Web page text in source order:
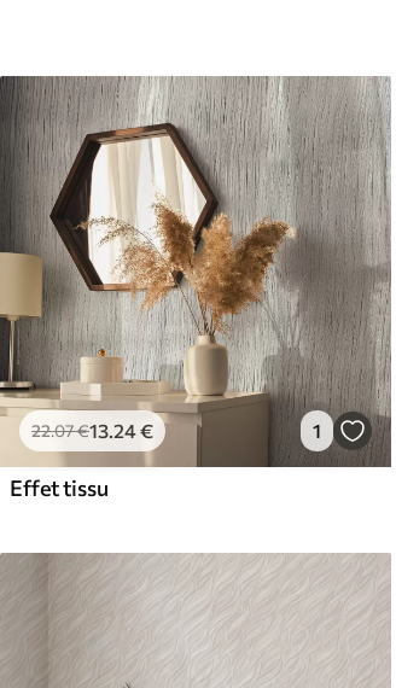
22.07€13.24€ 1
Effet tissu